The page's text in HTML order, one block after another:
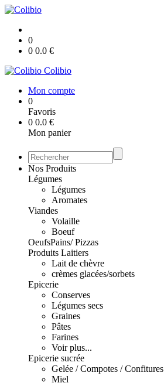
0
0 0.0 €
Colibio
Mon compte
0
Favoris
0 0.0 €
Mon panier
Nos Produits
Légumes
Légumes
Aromates
Viandes
Volaille
Boeuf
OeufsPains/ Pizzas
Produits Laitiers
Lait de chèvre
crèmes glacées/sorbets
Epicerie
Conserves
Légumes secs
Graines
Pâtes
Farines
Voir plus...
Epicerie sucrée
Gelée / Compotes / Confitures
Miel